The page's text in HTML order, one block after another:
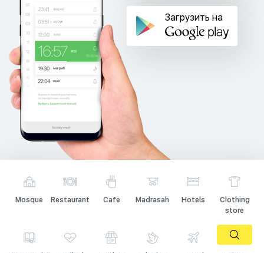
Загрузить на
Mosque Restaurant Cafe Madrasah Hotels
Clothing
store